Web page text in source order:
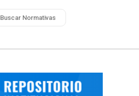
Buscar Normativas